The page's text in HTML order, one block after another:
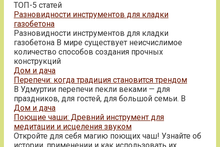
ТОП-5 статей
Разновидности инструментов для кладки
газобетона
Разновидности инструментов для кладки
газобетона В мире существует неисчислимое
количество способов создания прочных
конструкций
Дом и дача
Перепечи: когда традиция становится трендом
В Удмуртии перепечи пекли веками — для
праздников, для гостей, для большой семьи. В
Дом и дача
Поющие чаши: Древний инструмент для
медитации и исцеления звуком
Откройте для себя магию поющих чаш! Узнайте об